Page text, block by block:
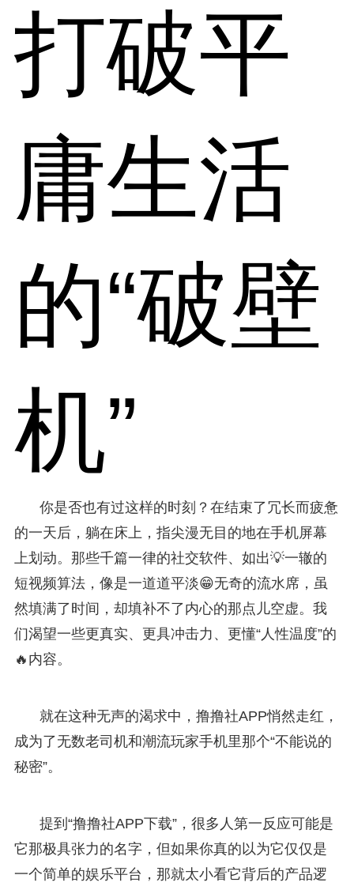
打破平
庸生活
的“破壁
机”
你是否也有过这样的时刻？在结束了冗长而疲惫
的一天后，躺在床上，指尖漫无目的地在手机屏幕
上划动。那些千篇一律的社交软件、如出💡一辙的
短视频算法，像是一道道平淡😁无奇的流水席，虽
然填满了时间，却填补不了内心的那点儿空虚。我
们渴望一些更真实、更具冲击力、更懂“人性温度”的
🔥内容。
就在这种无声的渴求中，撸撸社APP悄然走红，
成为了无数老司机和潮流玩家手机里那个“不能说的
秘密”。
提到“撸撸社APP下载”，很多人第一反应可能是
它那极具张力的名字，但如果你真的以为它仅仅是
一个简单的娱乐平台，那就太小看它背后的产品逻